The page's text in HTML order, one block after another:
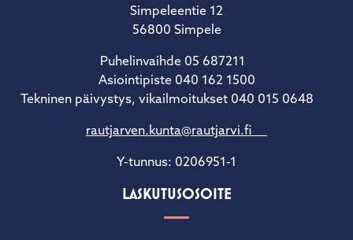
Simpeleentie 12
56800 Simpele
Puhelinvaihde 05 687211
Asiointipiste 040 162 1500
Tekninen päivystys, vikailmoitukset 040 015 0648
rautjarven.kunta@rautjarvi.fi
Y-tunnus: 0206951-1
LASKUTUSOSOITE